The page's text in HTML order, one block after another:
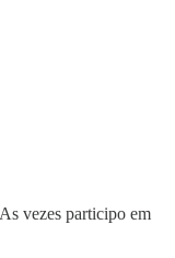
vezes participo em